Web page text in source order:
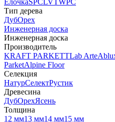
ЕлочкаSPCLVTWPC
Тип дерева
ДубОрех
Инженерная доска
Инженерная доска
Производитель
KRAFT PARKETTLab Arte
ParketAlpine Floor
Селекция
НатурСелектРустик
Древесина
ДубОрехЯсень
Толщина
12 мм13 мм14 мм15 мм